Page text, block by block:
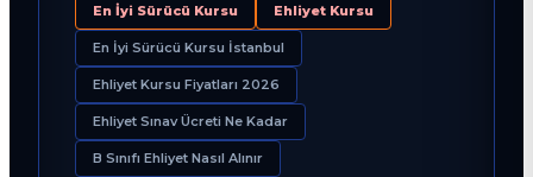
En İyi Sürücü Kursu Ehliyet Kursu
En İyi Sürücü Kursu İstanbul
Ehliyet Kursu Fiyatları 2026
Ehliyet Sınav Ücreti Ne Kadar
B Sınıfı Ehliyet Nasıl Alınır